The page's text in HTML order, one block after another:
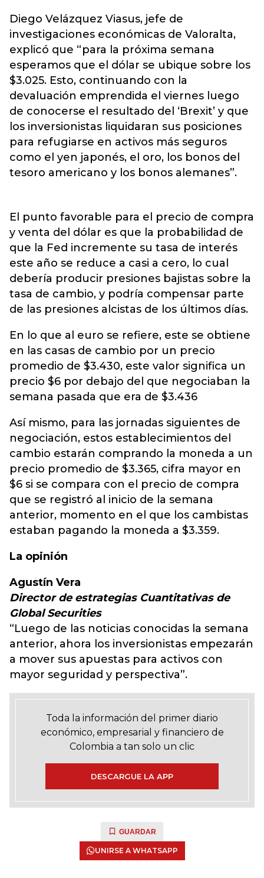
Diego Velázquez Viasus, jefe de
investigaciones económicas de Valoralta,
explicó que “para la próxima semana
esperamos que el dólar se ubique sobre los
$3.025. Esto, continuando con la
devaluación emprendida el viernes luego
de conocerse el resultado del ‘Brexit’ y que
los inversionistas liquidaran sus posiciones
para refugiarse en activos más seguros
como el yen japonés, el oro, los bonos del
tesoro americano y los bonos alemanes”.
El punto favorable para el precio de compra
y venta del dólar es que la probabilidad de
que la Fed incremente su tasa de interés
este año se reduce a casi a cero, lo cual
debería producir presiones bajistas sobre la
tasa de cambio, y podría compensar parte
de las presiones alcistas de los últimos días.
En lo que al euro se refiere, este se obtiene
en las casas de cambio por un precio
promedio de $3.430, este valor significa un
precio $6 por debajo del que negociaban la
semana pasada que era de $3.436
Así mismo, para las jornadas siguientes de
negociación, estos establecimientos del
cambio estarán comprando la moneda a un
precio promedio de $3.365, cifra mayor en
$6 si se compara con el precio de compra
que se registró al inicio de la semana
anterior, momento en el que los cambistas
estaban pagando la moneda a $3.359.
La opinión
Agustín Vera
Director de estrategias Cuantitativas de
Global Securities
“Luego de las noticias conocidas la semana
anterior, ahora los inversionistas empezarán
a mover sus apuestas para activos con
mayor seguridad y perspectiva”.
Toda la información del primer diario
económico, empresarial y financiero de
Colombia a tan solo un clic
DESCARGUE LA APP
GUARDAR
UNIRSE A WHATSAPP